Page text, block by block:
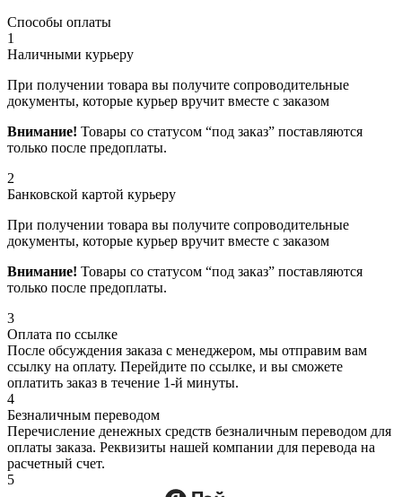
Способы оплаты
1
Наличными курьеру
При получении товара вы получите сопроводительные
документы, которые курьер вручит вместе с заказом
Внимание! Товары со статусом “под заказ” поставляются
только после предоплаты.
2
Банковской картой курьеру
При получении товара вы получите сопроводительные
документы, которые курьер вручит вместе с заказом
Внимание! Товары со статусом “под заказ” поставляются
только после предоплаты.
3
Оплата по ссылке
После обсуждения заказа с менеджером, мы отправим вам
ссылку на оплату. Перейдите по ссылке, и вы сможете
оплатить заказ в течение 1-й минуты.
4
Безналичным переводом
Перечисление денежных средств безналичным переводом для
оплаты заказа. Реквизиты нашей компании для перевода на
расчетный счет.
5